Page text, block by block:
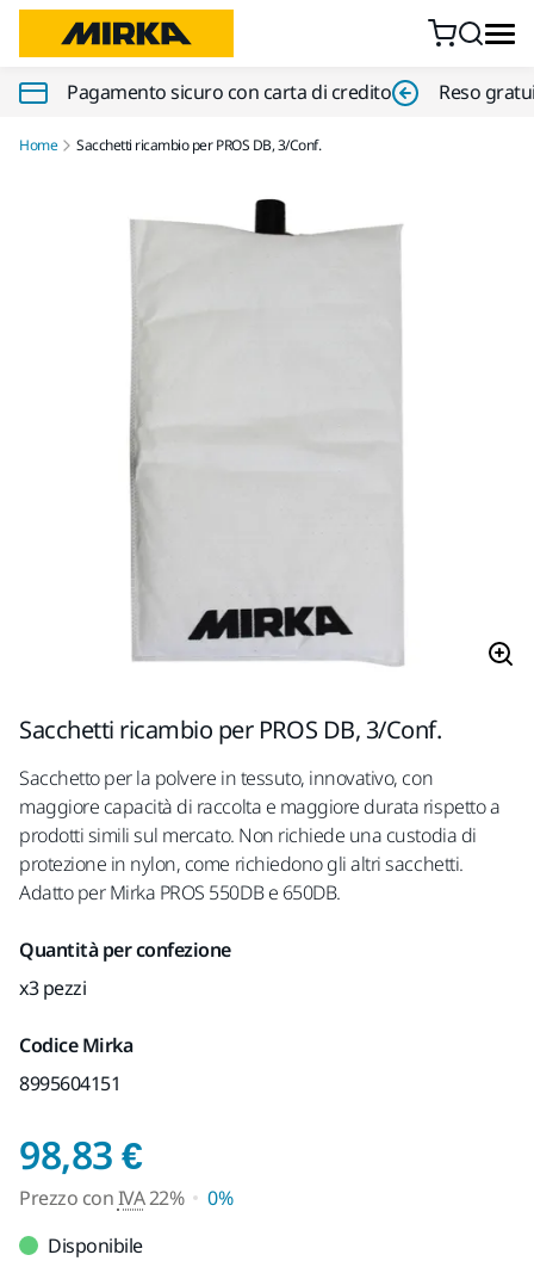
Pagamento sicuro con carta di credito Reso
Home Sacchetti ricambio per PROS DB, 3/Conf.
Sacchetti ricambio per PROS DB, 3/Conf.
Sacchetto per la polvere in tessuto, innovativo, con
maggiore capacità di raccolta e maggiore durata rispetto a
prodotti simili sul mercato. Non richiede una custodia di
protezione in nylon, come richiedono gli altri sacchetti.
Adatto per Mirka PROS 550DB e 650DB.
Quantità per confezione
x3 pezzi
Codice Mirka
8995604151
98,83 €Prezzo con IVA 22%
Prezzo conIVA22%
0%
Disponibile